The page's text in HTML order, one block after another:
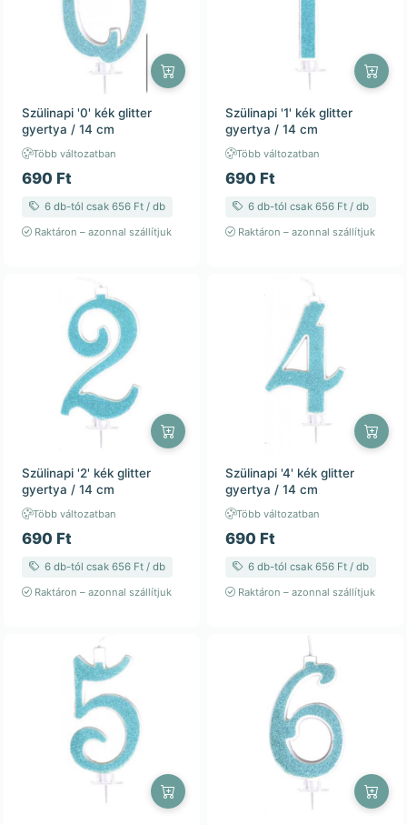
Szülinapi '0' kék glitter
gyertya / 14 cm
Több változatban
690 Ft
6 db-tól csak 656 Ft / db
Raktáron – azonnal szállítjuk
Szülinapi '1' kék glitter
gyertya / 14 cm
Több változatban
690 Ft
6 db-tól csak 656 Ft / db
Raktáron – azonnal szállítjuk
Szülinapi '2' kék glitter
gyertya / 14 cm
Több változatban
690 Ft
6 db-tól csak 656 Ft / db
Raktáron – azonnal szállítjuk
Szülinapi '4' kék glitter
gyertya / 14 cm
Több változatban
690 Ft
6 db-tól csak 656 Ft / db
Raktáron – azonnal szállítjuk